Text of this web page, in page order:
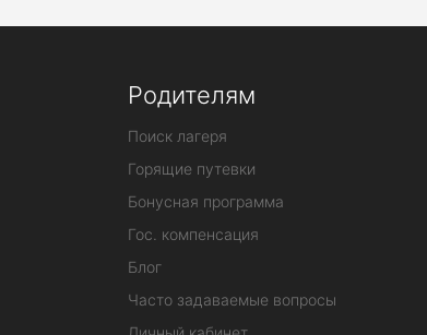
Родителям
Поиск лагеря
Горящие путевки
Бонусная программа
Гос. компенсация
Блог
Часто задаваемые вопросы